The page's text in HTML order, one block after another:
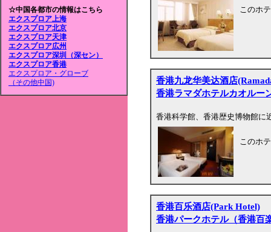
☆中国各都市の情報はこちら
エクスプロア上海
エクスプロア北京
エクスプロア天津
エクスプロア広州
エクスプロア深圳（深セン）
エクスプロア香港
エクスプロア・グローブ
（その他中国)
このホ
香港九龙华美达酒店
香港ラマダホテルカオルー
香港科学館、香港歴史博物館に
このホ
香港百乐酒店(Park Hotel)
香港パークホテル（香港百